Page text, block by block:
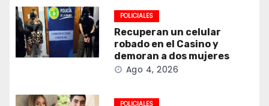
POLICIALES
Recuperan un celular
robado en el Casino y
demoran a dos mujeres
Ago 4, 2026
POLICIALES